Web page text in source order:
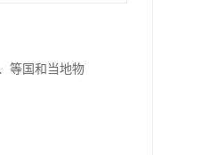
等国和当地物